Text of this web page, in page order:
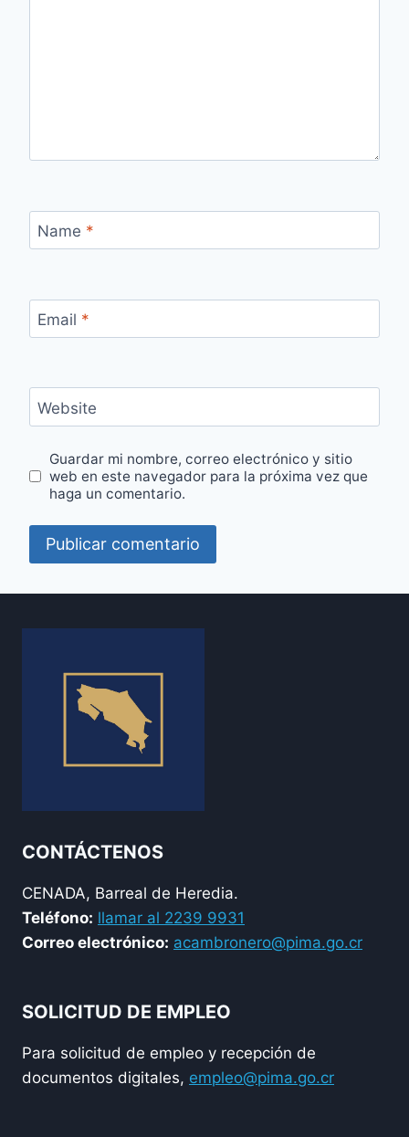
Name *
Email *
Website
Guardar mi nombre, correo electrónico y sitio
web en este navegador para la próxima vez que
haga un comentario.
CONTÁCTENOS
CENADA, Barreal de Heredia.
Teléfono: llamar al 2239 9931
Correo electrónico: acambronero@pima.go.cr
SOLICITUD DE EMPLEO
Para solicitud de empleo y recepción de
documentos digitales, empleo@pima.go.cr